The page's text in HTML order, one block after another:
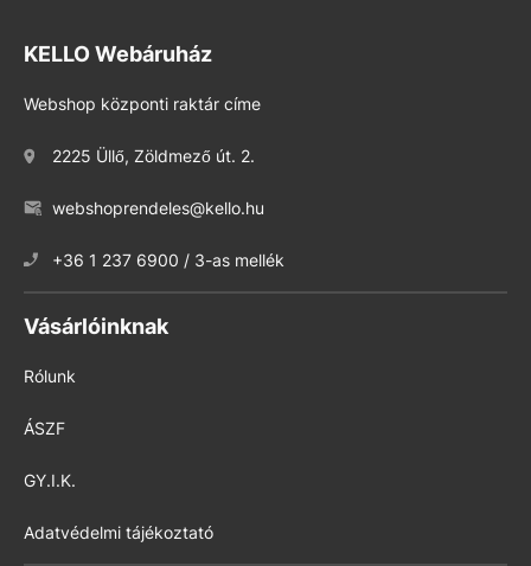
KELLO Webáruház
Webshop központi raktár címe
2225 Üllő, Zöldmező út. 2.
webshoprendeles@kello.hu
+36 1 237 6900 / 3-as mellék
Vásárlóinknak
Rólunk
ÁSZF
GY.I.K.
Adatvédelmi tájékoztató